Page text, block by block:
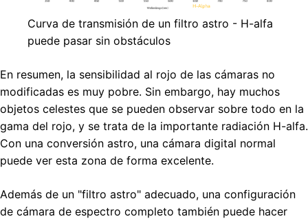
Curva de transmisión de un filtro astro - H-alfa
puede pasar sin obstáculos
En resumen, la sensibilidad al rojo de las cámaras no
modificadas es muy pobre. Sin embargo, hay muchos
objetos celestes que se pueden observar sobre todo en la
gama del rojo, y se trata de la importante radiación H-alfa.
Con una conversión astro, una cámara digital normal
puede ver esta zona de forma excelente.
Además de un "filtro astro" adecuado, una configuración
de cámara de espectro completo también puede hacer